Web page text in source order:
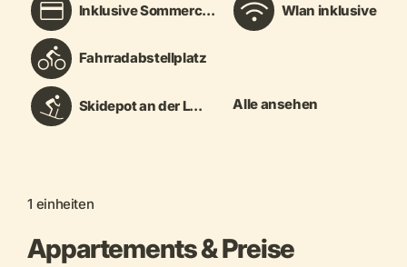
Inklusive Sommerc... Wlan inklusive
Fahrradabstellplatz
Skidepot an der L... Alle ansehen
1 einheiten
Appartements & Preise